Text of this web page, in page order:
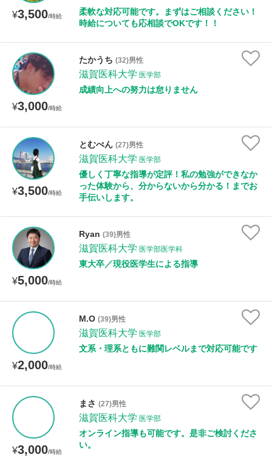
¥3,500/時給
柔軟な対応可能です。まずはご相談ください！
時給についても応相談でOKです！！
¥3,000/時給
たかうち (32)男性
滋賀医科大学 医学部
成績向上への努力は怠りません
¥3,500/時給
とむぺん (27)男性
滋賀医科大学 医学部
優しく丁寧な指導が定評！私の勉強ができなか
った体験から、分からないから分かる！までお
手伝いします。
¥5,000/時給
Ryan (39)男性
滋賀医科大学 医学部医学科
東大卒／現役医学生による指導
¥2,000/時給
M.O (39)男性
滋賀医科大学 医学部
文系・理系ともに難関レベルまで対応可能です
¥3,000/時給
まさ (27)男性
滋賀医科大学 医学部
オンライン指導も可能です。是非ご検討くださ
い。